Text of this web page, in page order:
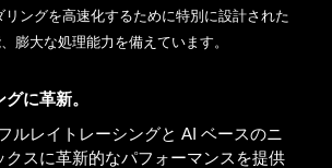
ングを高速化するために特別に設計された
膨大な処理能力を備えています。
に革新。
ルレイトレーシングと AI ベースのニ
クスに革新的なパフォーマンスを提供